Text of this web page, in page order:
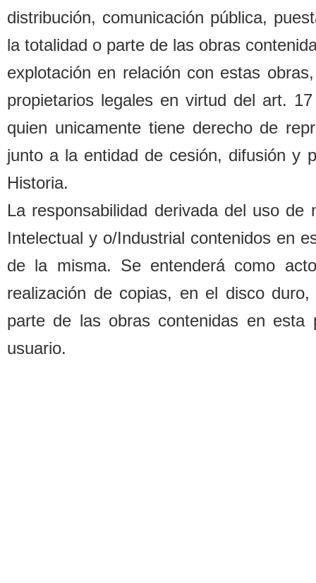
distribución, comunicación pública,
la totalidad o parte de las obras
explotación en relación con estas ob
propietarios legales en virtud del art.
quien unicamente tiene derecho de
junto a la entidad de cesión, difusión y
Historia.
La responsabilidad derivada del uso de
Intelectual y o/Industrial contenidos en
de la misma. Se entenderá como
realización de copias, en el disco
parte de las obras contenidas en esta
usuario.